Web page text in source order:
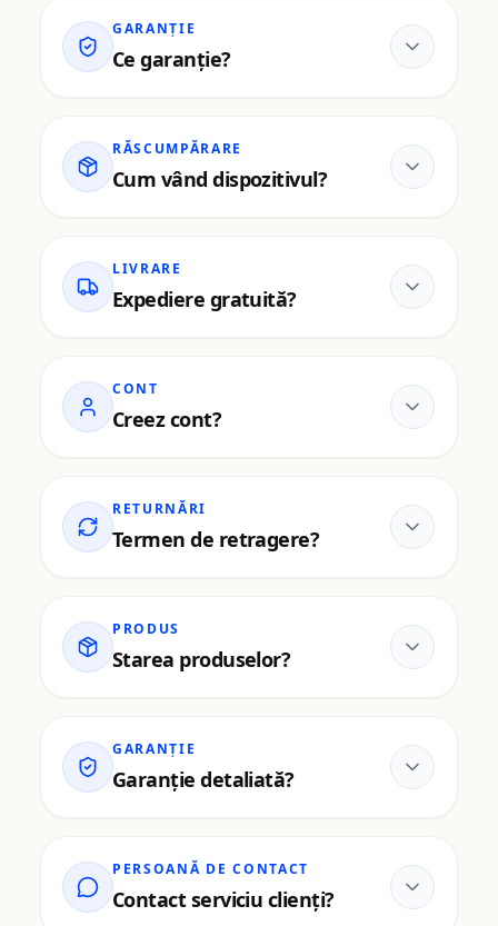
GARANȚIE
Ce garanție?
RĂSCUMPĂRARE
Cum vând dispozitivul?
LIVRARE
Expediere gratuită?
CONT
Creez cont?
RETURNĂRI
Termen de retragere?
PRODUS
Starea produselor?
GARANȚIE
Garanție detaliată?
PERSOANĂ DE CONTACT
Contact serviciu clienți?